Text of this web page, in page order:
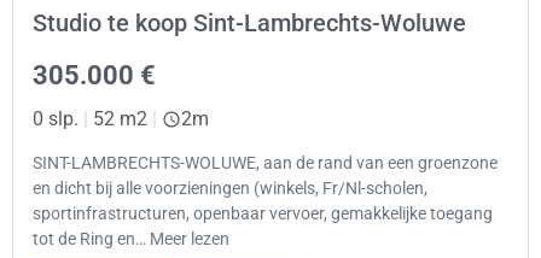
Studio te koop Sint-Lambrechts-Woluwe
305.000 €
0 slp. | 52 m2 | 2m
SINT-LAMBRECHTS-WOLUWE, aan de rand van een groenzone
en dicht bij alle voorzieningen (winkels, Fr/Nl-scholen,
sportinfrastructuren, openbaar vervoer, gemakkelijke toegang
tot de Ring en… Meer lezen